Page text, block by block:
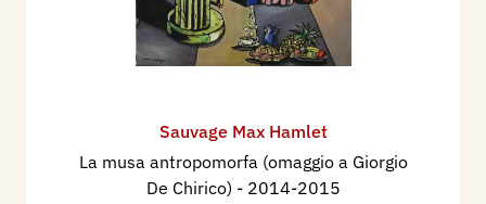
Sauvage Max Hamlet
La musa antropomorfa (omaggio a Giorgio
De Chirico) - 2014-2015